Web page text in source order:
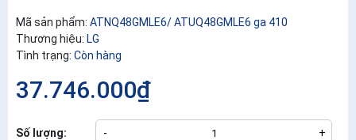
Mã sản phẩm: ATNQ48GMLE6/ ATUQ48GMLE6 ga 410
Thương hiệu: LG
Tình trạng: Còn hàng
37.746.000₫
Số lượng: - +